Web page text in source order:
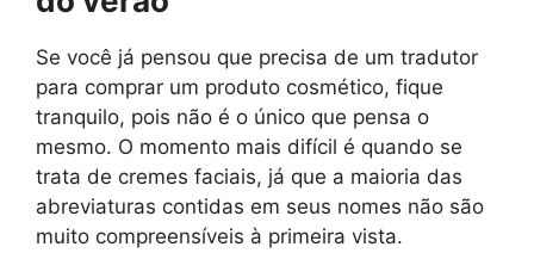
Se você já pensou que precisa de um tradutor
para comprar um produto cosmético, fique
tranquilo, pois não é o único que pensa o
mesmo. O momento mais difícil é quando se
trata de cremes faciais, já que a maioria das
abreviaturas contidas em seus nomes não são
muito compreensíveis à primeira vista.